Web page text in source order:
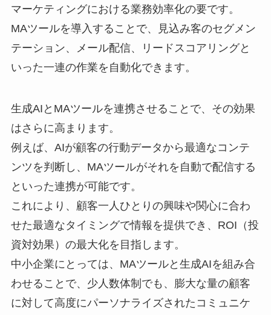
マーケティングにおける業務効率化の要です。
MAツールを導入することで、見込み客のセグメン
テーション、メール配信、リードスコアリングと
いった一連の作業を自動化できます。
生成AIとMAツールを連携させることで、その効果
はさらに高まります。
例えば、AIが顧客の行動データから最適なコンテ
ンツを判断し、MAツールがそれを自動で配信する
といった連携が可能です。
これにより、顧客一人ひとりの興味や関心に合わ
せた最適なタイミングで情報を提供でき、ROI（投
資対効果）の最大化を目指します。
中小企業にとっては、MAツールと生成AIを組み合
わせることで、少人数体制でも、膨大な量の顧客
に対して高度にパーソナライズされたコミュニケ